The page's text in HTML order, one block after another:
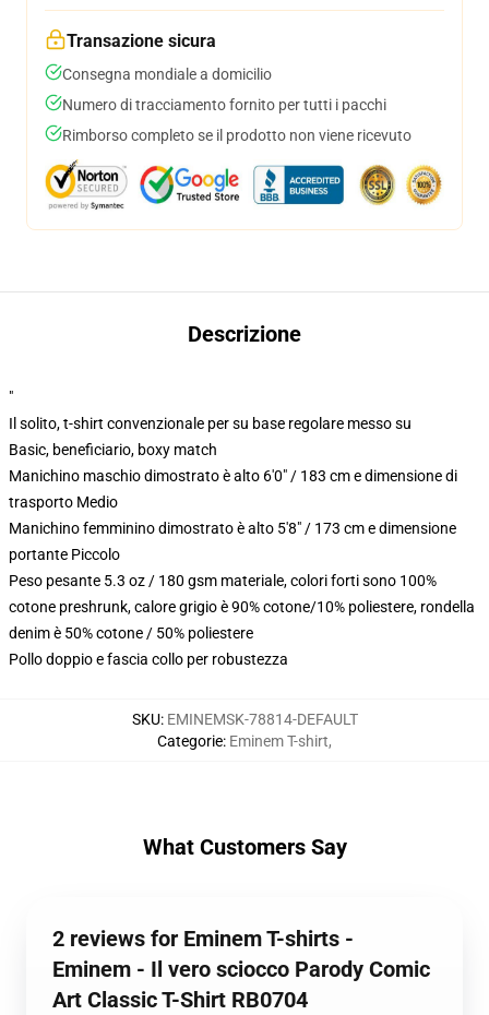
Transazione sicura
Consegna mondiale a domicilio
Numero di tracciamento fornito per tutti i pacchi
Rimborso completo se il prodotto non viene ricevuto
Descrizione
"
Il solito, t-shirt convenzionale per su base regolare messo su
Basic, beneficiario, boxy match
Manichino maschio dimostrato è alto 6'0" / 183 cm e dimensione di
trasporto Medio
Manichino femminino dimostrato è alto 5'8" / 173 cm e dimensione
portante Piccolo
Peso pesante 5.3 oz / 180 gsm materiale, colori forti sono 100%
cotone preshrunk, calore grigio è 90% cotone/10% poliestere, rondella
denim è 50% cotone / 50% poliestere
Pollo doppio e fascia collo per robustezza
SKU: EMINEMSK-78814-DEFAULT
Categorie: Eminem T-shirt,
What Customers Say
2 reviews for Eminem T-shirts -
Eminem - Il vero sciocco Parody Comic
Art Classic T-Shirt RB0704